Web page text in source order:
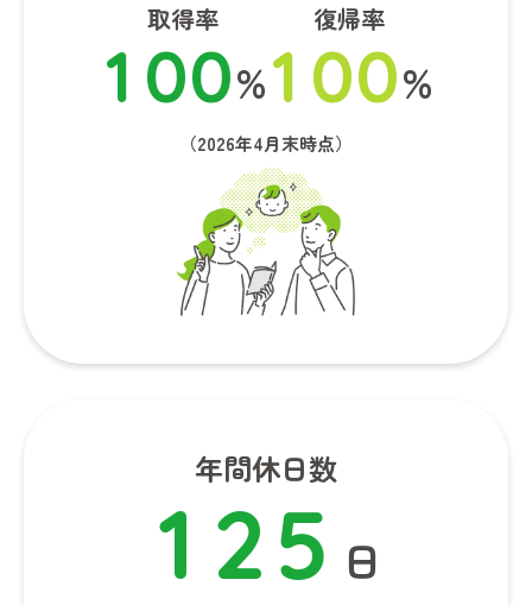
取得率
1 00%
復帰率
1 00%
（2026年4月末時点）
年間休日数
1 25 日